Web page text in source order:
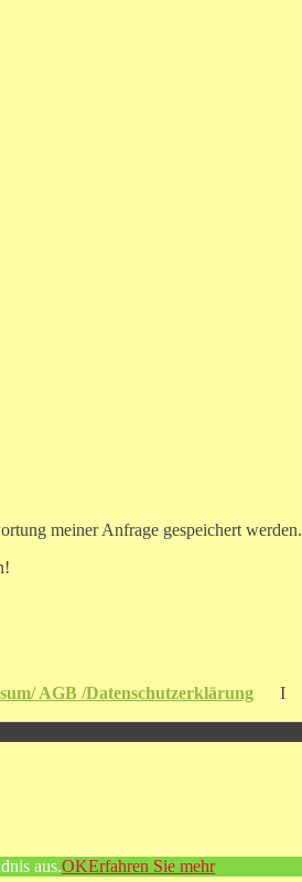
meiner Anfrage gespeichert werden.
AGB /Datenschutzerklärung I
aus.OKErfahren Sie mehr